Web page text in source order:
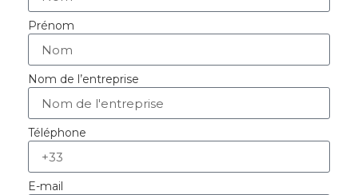
Prénom
Nom de l’entreprise
Téléphone
E-mail